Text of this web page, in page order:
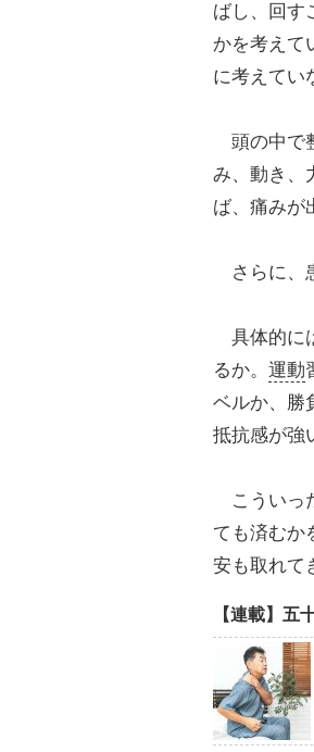
ばし、回す
かを考えて
に考えてい
頭の中で
み、動き、
ば、痛みが
さらに、
具体的に
るか。 運動
ベルか、勝
抵抗感が強
こういっ
ても済むか
安も取れて
【連載】五